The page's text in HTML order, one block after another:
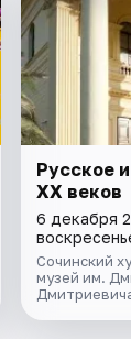
Русское
XX веков
6 декабря
Сочинский
музей им.